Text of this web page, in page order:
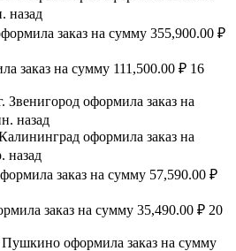
назад
заказ на сумму 355,900.00 ₽
заказ на сумму 111,500.00 ₽ 16
Звенигород оформила заказ на
назад
оформила заказ на
назад
заказ на сумму 57,590.00 ₽
заказ на сумму 35,490.00 ₽ 20
Пушкино оформила заказ на сумму